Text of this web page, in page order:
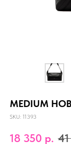
MEDIUM
SKU: 11393
18 350 р.